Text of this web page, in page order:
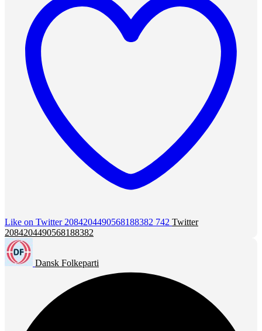
Like on Twitter 2084204490568188382 742 Twitter
2084204490568188382
Dansk Folkeparti